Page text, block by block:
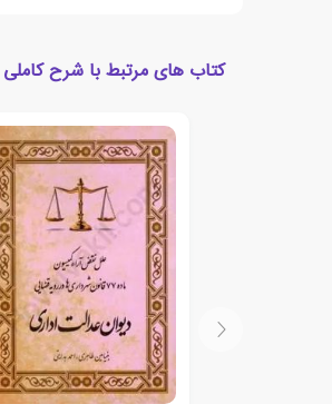
کتاب های مرتبط با شرح کاملی